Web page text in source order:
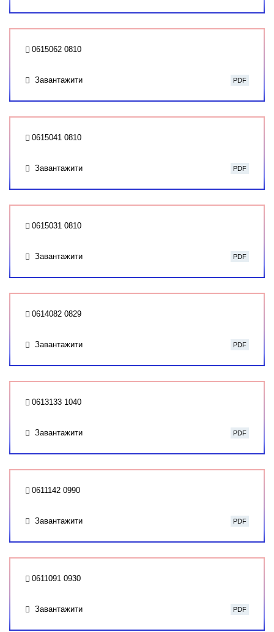
0615062 0810
Завантажити PDF
0615041 0810
Завантажити PDF
0615031 0810
Завантажити PDF
0614082 0829
Завантажити PDF
0613133 1040
Завантажити PDF
0611142 0990
Завантажити PDF
0611091 0930
Завантажити PDF